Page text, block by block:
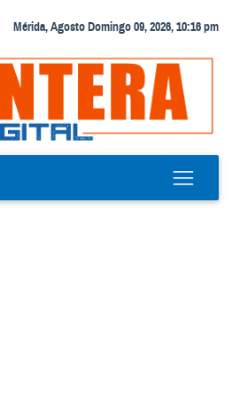
Mérida, Agosto Domingo 09, 2026, 10:16 pm